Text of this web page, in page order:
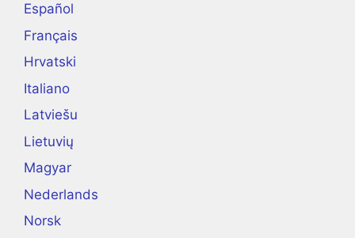
Español
Français
Hrvatski
Italiano
Latviešu
Lietuvių
Magyar
Nederlands
Norsk